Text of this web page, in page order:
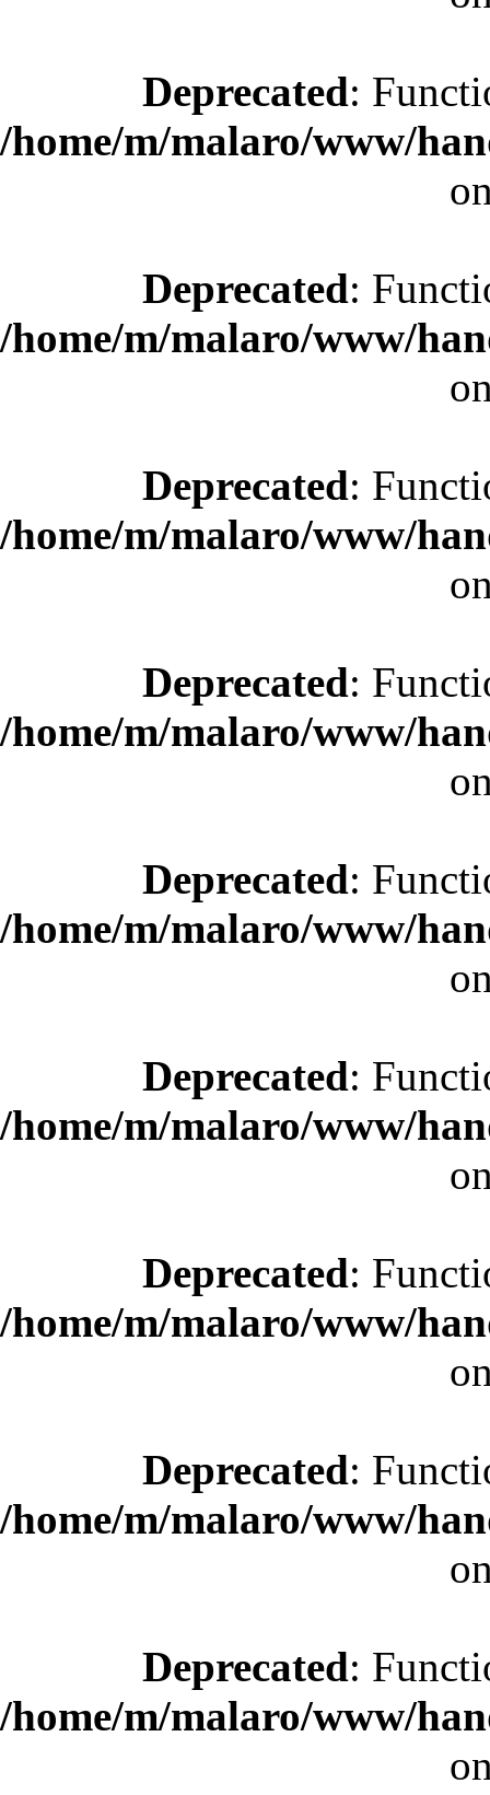
Deprecated:
/home/m/malaro/www/
Deprecated:
/home/m/malaro/www/
Deprecated:
/home/m/malaro/www/
Deprecated:
/home/m/malaro/www/
Deprecated:
/home/m/malaro/www/
Deprecated:
/home/m/malaro/www/
Deprecated:
/home/m/malaro/www/
Deprecated:
/home/m/malaro/www/
Deprecated:
/home/m/malaro/www/